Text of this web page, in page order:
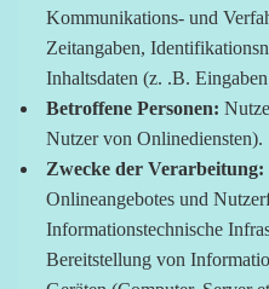
Kommunikations- und
Zeitangaben,
Inhaltsdaten (z. .B.
Betroffene Personen:
Nutzer von Onlinediensten).
Zwecke der Verarbeitung:
Onlineangebotes und
Informationstechnische
Bereitstellung von